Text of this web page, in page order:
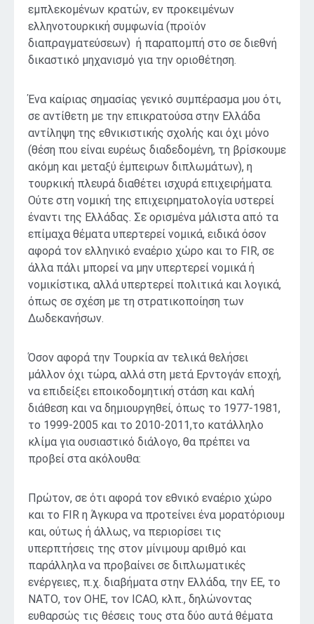
εμπλεκομένων κρατών, εν προκειμένων
ελληνοτουρκική συμφωνία (προϊόν
διαπραγματεύσεων) ή παραπομπή στο σε διεθνή
δικαστικό μηχανισμό για την οριοθέτηση.
Ένα καίριας σημασίας γενικό συμπέρασμα μου ότι,
σε αντίθετη με την επικρατούσα στην Ελλάδα
αντίληψη της εθνικιστικής σχολής και όχι μόνο
(θέση που είναι ευρέως διαδεδομένη, τη βρίσκουμε
ακόμη και μεταξύ έμπειρων διπλωμάτων), η
τουρκική πλευρά διαθέτει ισχυρά επιχειρήματα.
Ούτε στη νομική της επιχειρηματολογία υστερεί
έναντι της Ελλάδας. Σε ορισμένα μάλιστα από τα
επίμαχα θέματα υπερτερεί νομικά, ειδικά όσον
αφορά τον ελληνικό εναέριο χώρο και το FIR, σε
άλλα πάλι μπορεί να μην υπερτερεί νομικά ή
νομικίστικα, αλλά υπερτερεί πολιτικά και λογικά,
όπως σε σχέση με τη στρατικοποίηση των
Δωδεκανήσων.
Όσον αφορά την Τουρκία αν τελικά θελήσει
μάλλον όχι τώρα, αλλά στη μετά Ερντογάν εποχή,
να επιδείξει εποικοδομητική στάση και καλή
διάθεση και να δημιουργηθεί, όπως το 1977-1981,
το 1999-2005 και το 2010-2011,το κατάλληλο
κλίμα για ουσιαστικό διάλογο, θα πρέπει να
προβεί στα ακόλουθα:
Πρώτον, σε ότι αφορά τον εθνικό εναέριο χώρο
και το FIR η Άγκυρα να προτείνει ένα μορατόριουμ
και, ούτως ή άλλως, να περιορίσει τις
υπερπτήσεις της στον μίνιμουμ αριθμό και
παράλληλα να προβαίνει σε διπλωματικές
ενέργειες, π.χ. διαβήματα στην Ελλάδα, την ΕΕ, το
ΝΑΤΟ, τον ΟΗΕ, τον ICAO, κλπ., δηλώνοντας
ευθαρσώς τις θέσεις τους στα δύο αυτά θέματα